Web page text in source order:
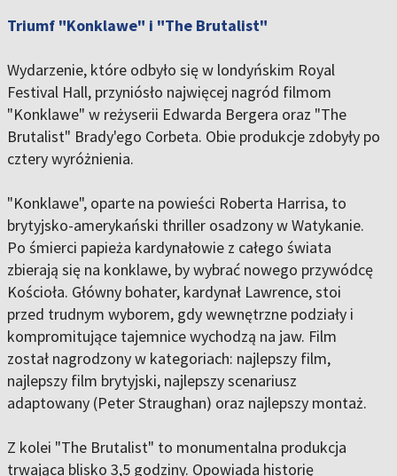
Triumf "Konklawe" i "The Brutalist"
Wydarzenie, które odbyło się w londyńskim Royal
Festival Hall, przyniósło najwięcej nagród filmom
"Konklawe" w reżyserii Edwarda Bergera oraz "The
Brutalist" Brady'ego Corbeta. Obie produkcje zdobyły po
cztery wyróżnienia.
"Konklawe", oparte na powieści Roberta Harrisa, to
brytyjsko-amerykański thriller osadzony w Watykanie.
Po śmierci papieża kardynałowie z całego świata
zbierają się na konklawe, by wybrać nowego przywódcę
Kościoła. Główny bohater, kardynał Lawrence, stoi
przed trudnym wyborem, gdy wewnętrzne podziały i
kompromitujące tajemnice wychodzą na jaw. Film
został nagrodzony w kategoriach: najlepszy film,
najlepszy film brytyjski, najlepszy scenariusz
adaptowany (Peter Straughan) oraz najlepszy montaż.
Z kolei "The Brutalist" to monumentalna produkcja
trwająca blisko 3,5 godziny. Opowiada historię